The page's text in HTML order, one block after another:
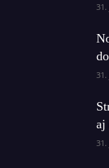
31.
31.
aj
31.